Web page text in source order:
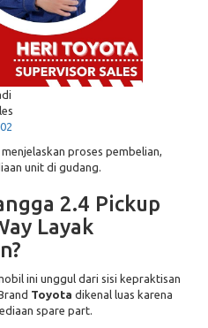
proses pembelian,
unit di gudang.
2.4 Pickup
Layak
ini unggul dari sisi kepraktisan
Toyota dikenal luas karena
spare part.